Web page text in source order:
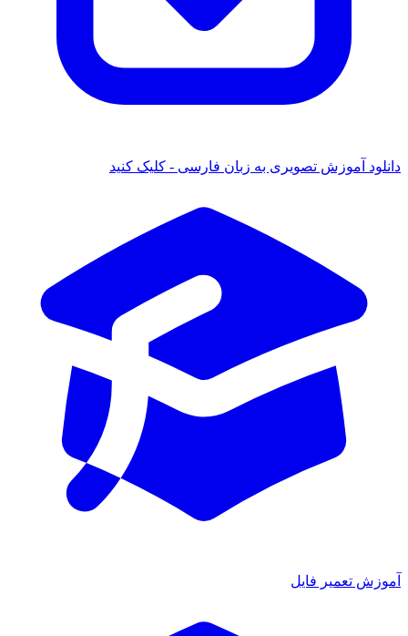
آموزش تصویری به زبان فارسی - کلیک کنید
تعمیر فایل